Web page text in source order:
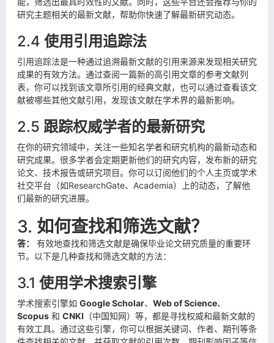
研究主题相关的最新文献，帮助你快速了解最新研究动态。
2.4 使用引用追踪法
引用追踪法是一种通过追溯最新文献的引用来源来发现相关研究
成果的有效方法。通过查阅一篇新的高引用文章的参考文献列
表，你可以找到该文章所引用的经典文献，也可以通过查看该文
献被哪些其他文献引用，发现该文献在学术界的最新影响。
2.5 跟踪权威学者的最新研究
在你的研究领域中，关注一些知名学者和研究机构的最新动态和
研究成果。很多学者会定期更新他们的研究内容，发布新的研究
论文、技术报告或研究项目。你可以订阅他们的个人主页或学术
社交平台（如ResearchGate、Academia）上的动态，了解他
们最新的研究进展。
3. 如何查找和筛选文献？
答：
有效地查找和筛选文献是确保毕业论文研究质量的重要环
节。以下是几种查找和筛选文献的方法：
3.1 使用学术搜索引擎
学术搜索引擎如 Google Scholar、 Web of Science、
Scopus 和 CNKI （中国知网）等，都是寻找权威和最新文献的
有效工具。通过这些引擎，你可以根据关键词、作者、期刊等条